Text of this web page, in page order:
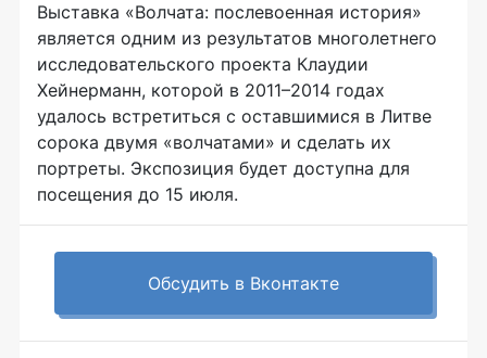
Выставка «Волчата: послевоенная история»
является одним из результатов многолетнего
исследовательского проекта Клаудии
Хейнерманн, которой в 2011–2014 годах
удалось встретиться с оставшимися в Литве
сорока двумя «волчатами» и сделать их
портреты. Экспозиция будет доступна для
посещения до 15 июля.
Обсудить в Вконтакте